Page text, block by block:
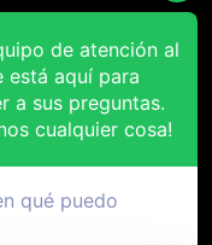
de atención al
está aquí para
a sus preguntas.
cualquier cosa!
qué puedo